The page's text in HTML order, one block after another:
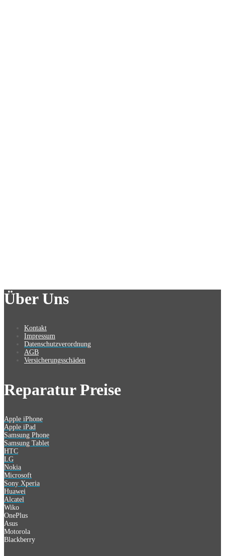
Über Uns
Kontakt
Impressum
Datenschutzverordnung
AGB
Versicherungsschäden
Reparatur Preise
Apple iPhone
Apple iPad
Samsung Phone
Samsung Tablet
HTC
LG
Nokia
Microsoft
Sony Xperia
Huawei
Alcatel
Wiko
OnePlus
Asus
Motorola
Blackberry